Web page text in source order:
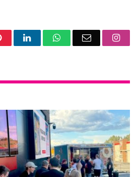
PinterestLinkedInWhatsAppEmail